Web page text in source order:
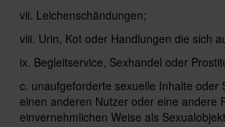
vii. Leichenschändungen;
viii. Urin, Kot oder Handlungen die sich
ix. Begleitservice, Sexhandel oder
c. unaufgeforderte sexuelle Inhalte oder
einen anderen Nutzer oder eine andere
einvernehmlichen Weise als